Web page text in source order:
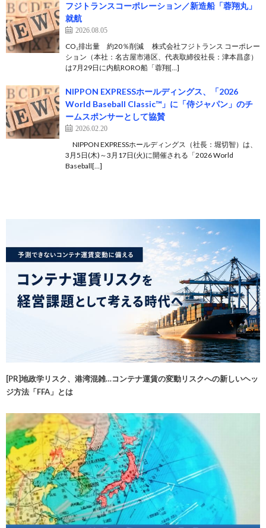
フジトランスコーポレーション／新造船「蓉翔丸」
就航
2026.08.05
CO₂排出量 約20％削減 株式会社フジトランス コーポレー
ション（本社：名古屋市港区、代表取締役社長：津本昌彦）
は7月29日に内航RORO船「蓉翔[…]
NIPPON EXPRESSホールディングス、「2026
World Baseball Classic™」に「侍ジャパン」のチ
ームスポンサーとして協賛
2026.02.20
NIPPON EXPRESSホールディングス（社長：堀切智）は、
3月5日(木)～3月17日(火)に開催される「2026 World
Baseball[…]
[PR]地政学リスク、港湾混雑…コンテナ運賃の変動リスクへの新しいヘッ
ジ方法「FFA」とは